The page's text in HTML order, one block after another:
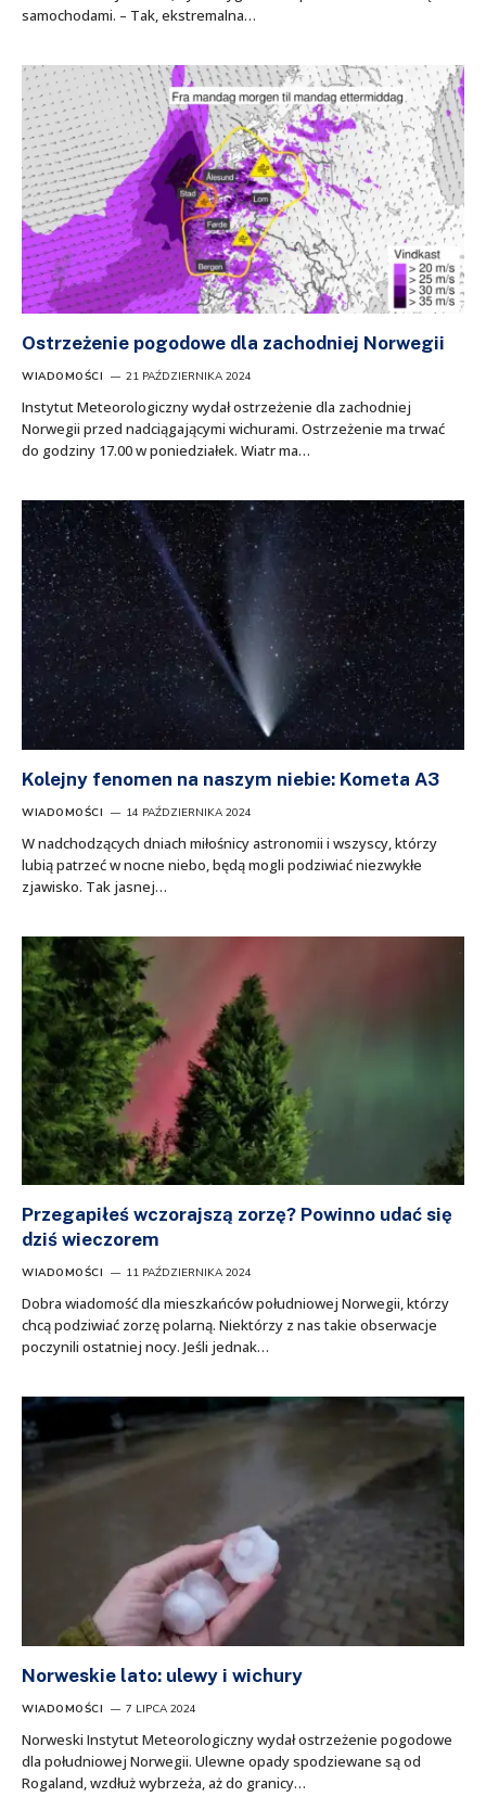
samochodami. – Tak, ekstremalna…
Ostrzeżenie pogodowe dla zachodniej Norwegii
WIADOMOŚCI 21 PAŹDZIERNIKA 2024
Instytut Meteorologiczny wydał ostrzeżenie dla zachodniej
Norwegii przed nadciągającymi wichurami. Ostrzeżenie ma trwać
do godziny 17.00 w poniedziałek. Wiatr ma…
Kolejny fenomen na naszym niebie: Kometa A3
WIADOMOŚCI 14 PAŹDZIERNIKA 2024
W nadchodzących dniach miłośnicy astronomii i wszyscy, którzy
lubią patrzeć w nocne niebo, będą mogli podziwiać niezwykłe
zjawisko. Tak jasnej…
Przegapiłeś wczorajszą zorzę? Powinno udać się
dziś wieczorem
WIADOMOŚCI 11 PAŹDZIERNIKA 2024
Dobra wiadomość dla mieszkańców południowej Norwegii, którzy
chcą podziwiać zorzę polarną. Niektórzy z nas takie obserwacje
poczynili ostatniej nocy. Jeśli jednak…
Norweskie lato: ulewy i wichury
WIADOMOŚCI 7 LIPCA 2024
Norweski Instytut Meteorologiczny wydał ostrzeżenie pogodowe
dla południowej Norwegii. Ulewne opady spodziewane są od
Rogaland, wzdłuż wybrzeża, aż do granicy…